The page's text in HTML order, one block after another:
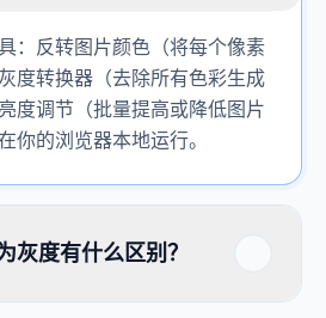
：反转图片颜色（将每个像素
度转换器（去除所有色彩生成
度调节（批量提高或降低图片
你的浏览器本地运行。
灰度有什么区别？